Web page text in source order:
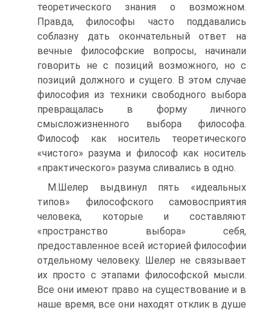
теоретического знания о возможном.
Правда, философы часто поддавались
соблазну дать окончательный ответ на
вечные философские вопросы, начинали
говорить не с позиций возможного, но с
позиций должного и сущего. В этом случае
философия из техники свободного выбора
превращалась в форму личного
смысложизненного выбора философа.
Философ как носитель теоретического
«чистого» разума и философ как носитель
«практического» разума сливались в одно.
М.Шелер выдвинул пять «идеальных
типов» философского самовосприятия
человека, которые и составляют
«пространство выбора» себя,
предоставленное всей историей философии
отдельному человеку. Шелер не связывает
их просто с этапами философской мысли.
Все они имеют право на существование и в
наше время, все они находят отклик в душе